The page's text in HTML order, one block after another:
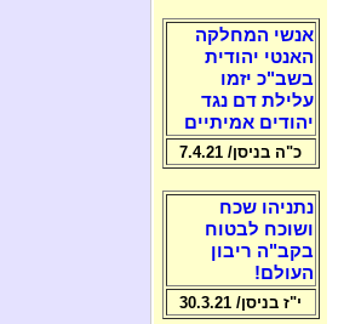
אנשי המחלקה
האנטי יהודית
בשב"כ יזמו
עלילת דם נגד
יהודים אמיתיים
כ"ה בניסן/ 7.4.21
נתניהו שכח
ושוכח לבטוח
בקב"ה ריבון
העולם!
י"ז בניסן/ 30.3.21